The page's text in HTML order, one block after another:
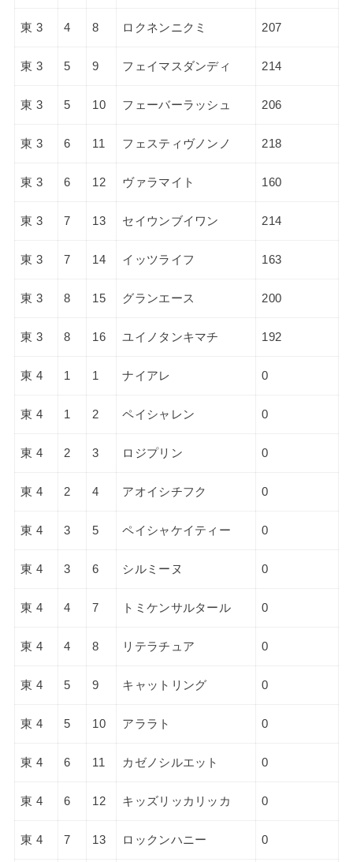
東 3 4 8 ロクネンニクミ 207
東 3 5 9 フェイマスダンディ 214
東 3 5 10 フェーバーラッシュ 206
東 3 6 11 フェスティヴノンノ 218
東 3 6 12 ヴァラマイト 160
東 3 7 13 セイウンブイワン 214
東 3 7 14 イッツライフ 163
東 3 8 15 グランエース 200
東 3 8 16 ユイノタンキマチ 192
東 4 1 1 ナイアレ 0
東 4 1 2 ペイシャレン 0
東 4 2 3 ロジプリン 0
東 4 2 4 アオイシチフク 0
東 4 3 5 ペイシャケイティー 0
東 4 3 6 シルミーヌ 0
東 4 4 7 トミケンサルタール 0
東 4 4 8 リテラチュア 0
東 4 5 9 キャットリング 0
東 4 5 10 アララト 0
東 4 6 11 カゼノシルエット 0
東 4 6 12 キッズリッカリッカ 0
東 4 7 13 ロックンハニー 0